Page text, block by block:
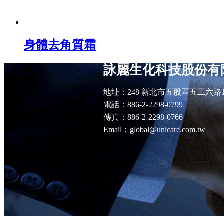
身體去角質霜
詠麗生化科技股份有
地址：248 新北市五股區五工六路
電話：886-2-2298-0799
傳真：886-2-2298-0766
Email：global@unicare.com.tw